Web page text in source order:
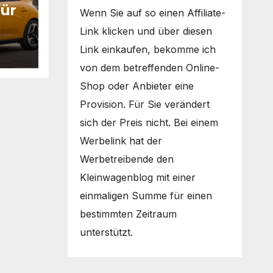
Wenn Sie auf so einen Affiliate-
Link klicken und über diesen
Link einkaufen, bekomme ich
von dem betreffenden Online-
Shop oder Anbieter eine
Provision. Für Sie verändert
sich der Preis nicht. Bei einem
Werbelink hat der
Werbetreibende den
Kleinwagenblog mit einer
einmaligen Summe für einen
bestimmten Zeitraum
unterstützt.